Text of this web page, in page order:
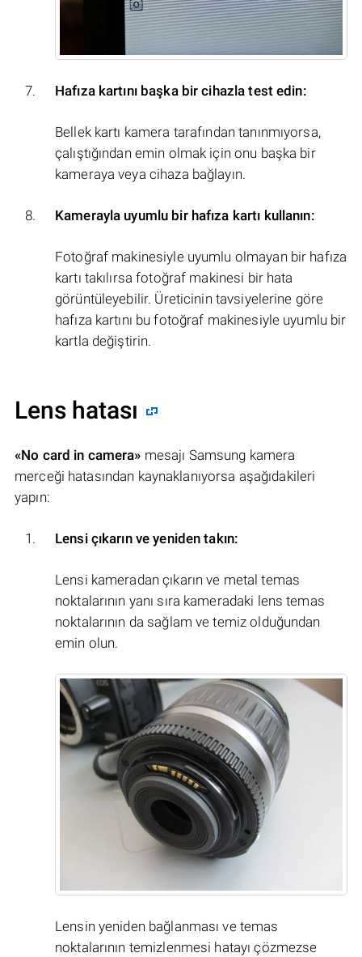
Hafıza kartını başka bir cihazla test edin:
Bellek kartı kamera tarafından tanınmıyorsa,
çalıştığından emin olmak için onu başka bir
kameraya veya cihaza bağlayın.
Kamerayla uyumlu bir hafıza kartı kullanın:
Fotoğraf makinesiyle uyumlu olmayan bir hafıza
kartı takılırsa fotoğraf makinesi bir hata
görüntüleyebilir. Üreticinin tavsiyelerine göre
hafıza kartını bu fotoğraf makinesiyle uyumlu bir
kartla değiştirin.
Lens hatası
«No card in camera» mesajı Samsung kamera
merceği hatasından kaynaklanıyorsa aşağıdakileri
yapın:
Lensi çıkarın ve yeniden takın:
Lensi kameradan çıkarın ve metal temas
noktalarının yanı sıra kameradaki lens temas
noktalarının da sağlam ve temiz olduğundan
emin olun.
Lensin yeniden bağlanması ve temas
noktalarının temizlenmesi hatayı çözmezse